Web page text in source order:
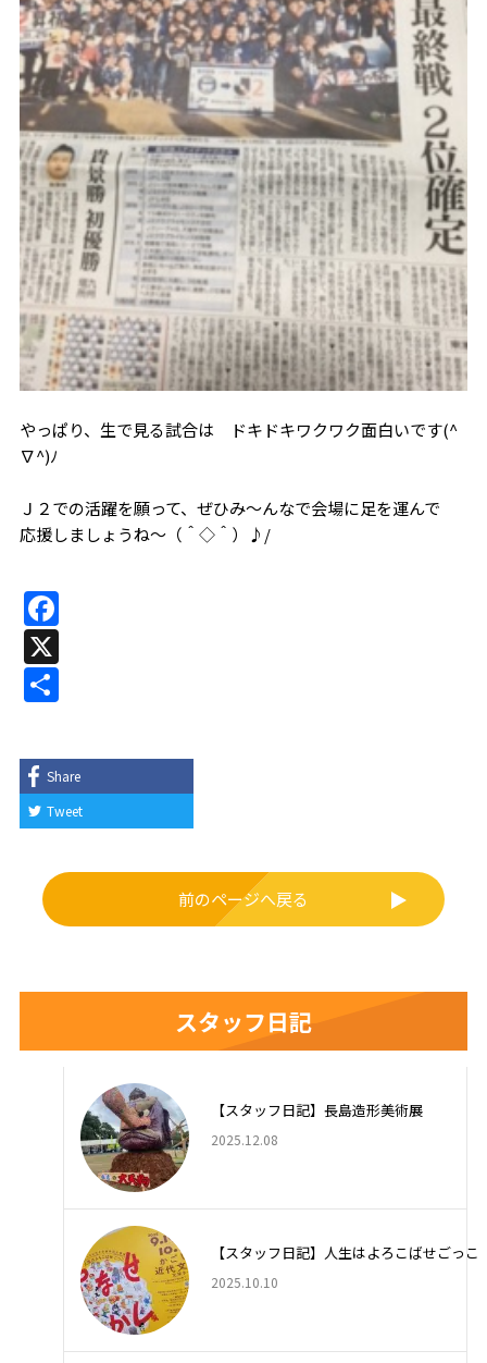
やっぱり、生で見る試合は ドキドキワクワク面白いです(^
∇^)ﾉ
Ｊ２での活躍を願って、ぜひみ～んなで会場に足を運んで
応援しましょうね～（＾◇＾）♪/
F
a
c
e
b
o
o
X
共
Share
Tweet
前のページへ戻る
スタッフ日記
【スタッフ日記】長島造形美術展
2025.12.08
【スタッフ日記】人生はよろこばせごっこ
2025.10.10